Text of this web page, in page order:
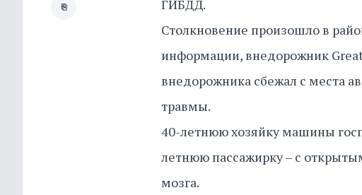
ГИБДД.
Столкновение произошло в
информации, внедорожник
внедорожника сбежал с места
травмы.
40-летнюю хозяйку машины
летнюю пассажирку – с
мозга.
⎘